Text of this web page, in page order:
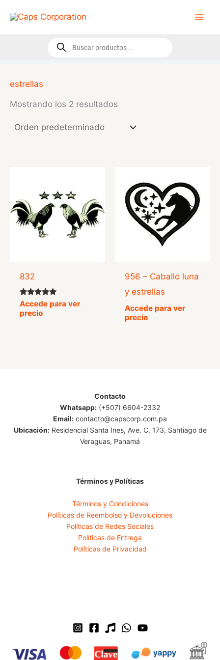
Búsqueda
de
estrellas
Mostrando los 2 resultados
832
Valorado
con
5.00
Accede para ver
precio
956 – Caballo luna
y estrellas
Accede para ver
precio
Contacto
Whatsapp: (+507) 6604-2332
Email: contacto@capscorp.com.pa
Ubicación:Residencial Santa Ines, Ave. C. 173, Santiago de
Veraguas, Panamá
Términos y Políticas
Términos y Condiciones
Políticas de Reembolso y Devoluciones
Políticas de Redes Sociales
Políticas de Entrega
Políticas de Privacidad